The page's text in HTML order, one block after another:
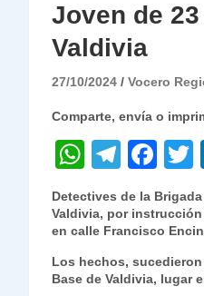
Joven de
Valdivia
27/10/2024 Vocero
Comparte, envía o
W
h
at
s
A
T
el
e
gr
a
F
a
c
e
b
Detectives de la
Valdivia, por
en calle Francisco
Los hechos,
Base de Valdivia, lugar